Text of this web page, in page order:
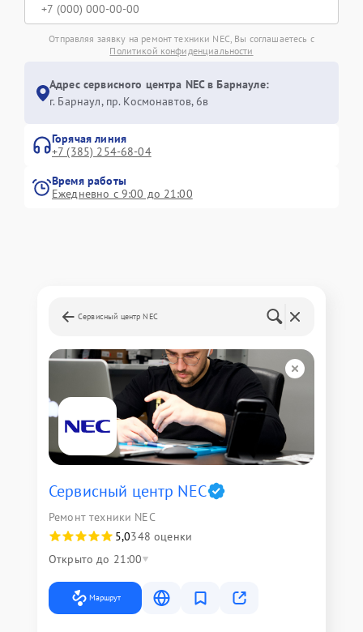
Отправляя заявку на ремонт техники NEC, Вы соглашаетесь с
Политикой конфиденциальности
Адрес сервисного центра NEC в Барнауле:
г. Барнаул, ​пр. Космонавтов, 6в
Горячая линия
+7 (385) 254-68-04
Время работы
Ежедневно с 9:00 до 21:00
Сервисный центр NEC
Сервисный центр NEC
Ремонт техники NEC
5,0348 оценки
Открыто до 21:00
Маршрут